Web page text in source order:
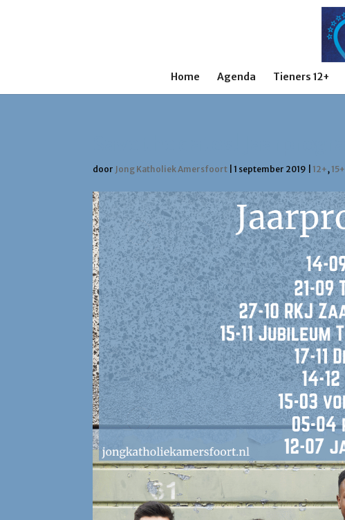
Home Agenda Tieners 12+
door Jong Katholiek Amersfoort |1 september 2019 |12+,15+